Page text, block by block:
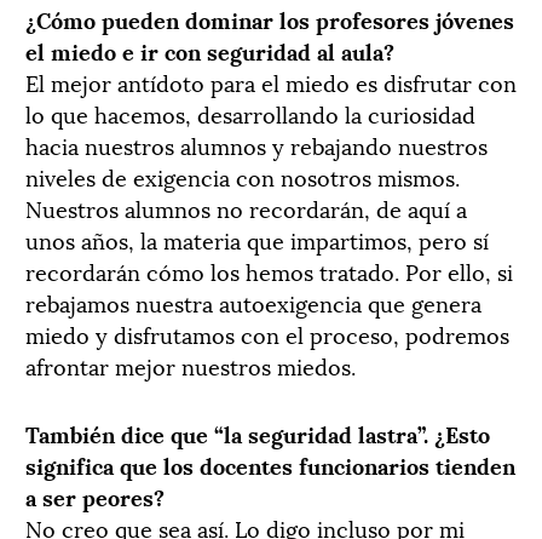
¿Cómo pueden dominar los profesores jóvenes
el miedo e ir con seguridad al aula?
El mejor antídoto para el miedo es disfrutar con
lo que hacemos, desarrollando la curiosidad
hacia nuestros alumnos y rebajando nuestros
niveles de exigencia con nosotros mismos.
Nuestros alumnos no recordarán, de aquí a
unos años, la materia que impartimos, pero sí
recordarán cómo los hemos tratado. Por ello, si
rebajamos nuestra autoexigencia que genera
miedo y disfrutamos con el proceso, podremos
afrontar mejor nuestros miedos.
También dice que “la seguridad lastra”. ¿Esto
significa que los docentes funcionarios tienden
a ser peores?
No creo que sea así. Lo digo incluso por mi